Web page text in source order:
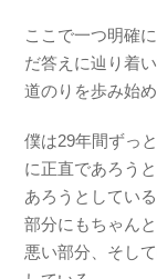
ここで一つ明確
だ答えに辿り着
道のりを歩み始
僕は29年間ずっ
に正直であろう
あろうとしてい
部分にもちゃん
悪い部分、そし